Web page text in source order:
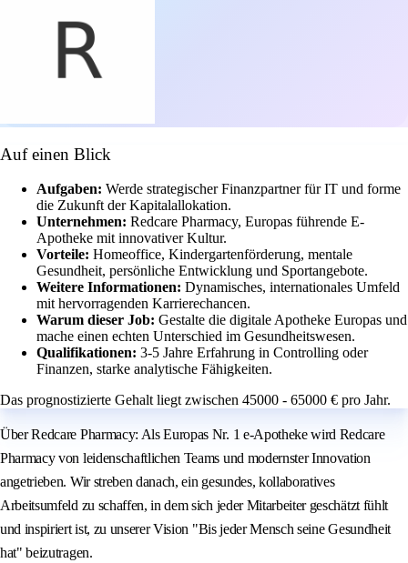
Auf einen Blick
Aufgaben: Werde strategischer Finanzpartner für IT und forme
die Zukunft der Kapitalallokation.
Unternehmen: Redcare Pharmacy, Europas führende E-
Apotheke mit innovativer Kultur.
Vorteile: Homeoffice, Kindergartenförderung, mentale
Gesundheit, persönliche Entwicklung und Sportangebote.
Weitere Informationen: Dynamisches, internationales Umfeld
mit hervorragenden Karrierechancen.
Warum dieser Job: Gestalte die digitale Apotheke Europas und
mache einen echten Unterschied im Gesundheitswesen.
Qualifikationen: 3-5 Jahre Erfahrung in Controlling oder
Finanzen, starke analytische Fähigkeiten.
Das prognostizierte Gehalt liegt zwischen 45000 - 65000 € pro Jahr.
Über Redcare Pharmacy: Als Europas Nr. 1 e-Apotheke wird Redcare
Pharmacy von leidenschaftlichen Teams und modernster Innovation
angetrieben. Wir streben danach, ein gesundes, kollaboratives
Arbeitsumfeld zu schaffen, in dem sich jeder Mitarbeiter geschätzt fühlt
und inspiriert ist, zu unserer Vision "Bis jeder Mensch seine Gesundheit
hat" beizutragen.